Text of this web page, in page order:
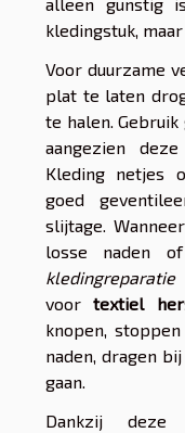
kledingstuk,
Voor duurzame
plat te laten
te halen.
aangezien
Kleding netjes
goed
slijtage.
losse naden
kledingreparatie
voortextiel
knopen,
naden, dragen
gaan.
Dankzij deze